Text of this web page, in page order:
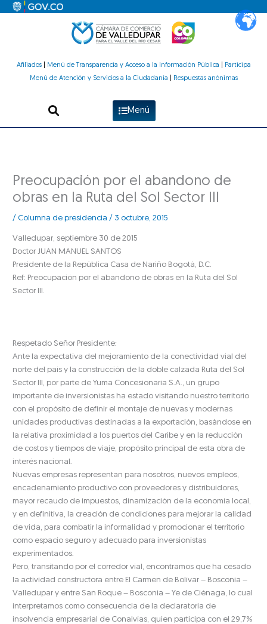
Afiliados| Menú de Transparencia y Acceso a la Información Pública
Participa
Menú de Atención y Servicios a la Ciudadanía
Respuestas anónimas
Menú
Preocupación por el abandono de
obras en la Ruta del Sol Sector III
/Columna de presidencia / 3 octubre, 2015
Valledupar, septiembre 30 de 2015
Doctor JUAN MANUEL SANTOS
Presidente de la República Casa de Nariño Bogotá, D.C.
Ref: Preocupación por el abandono de obras en la Ruta del Sol
Sector III.
Respetado Señor Presidente:
Ante la expectativa del mejoramiento de la conectividad vial del
norte del país y la construcción de la doble calzada Ruta del Sol
Sector III, por parte de Yuma Concesionaria S.A., un grupo
importante de inversionistas ha estado visitando nuestro territorio
con el propósito de definir el montaje de nuevas y modernas
unidades productivas destinadas a la exportación, basándose en
la relativa proximidad a los puertos del Caribe y en la reducción
de costos y tiempos de viaje, propósito principal de esta obra de
interés nacional.
Nuevas empresas representan para nosotros, nuevos empleos,
encadenamiento productivo con proveedores y distribuidores,
mayor recaudo de impuestos, dinamización de la economía local,
y en definitiva, la creación de condiciones para mejorar la calidad
de vida, para combatir la informalidad y promocionar el territorio
como espacio seguro y adecuado para inversionistas
experimentados.
Pero, transitando por el corredor vial, encontramos que ha cesado
la actividad constructora entre El Carmen de Bolívar – Bosconia –
Valledupar y entre San Roque – Bosconia – Ye de Ciénaga, lo cual
interpretamos como consecuencia de la declaratoria de
insolvencia empresarial de Conalvías, quien participa con el 29,7%